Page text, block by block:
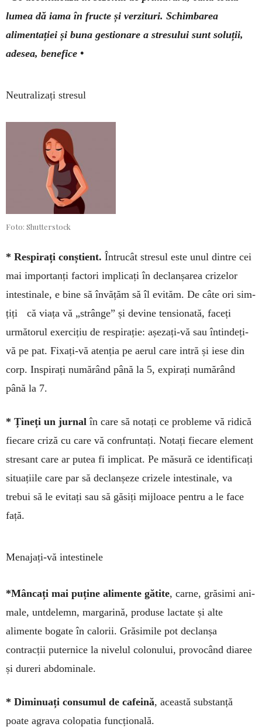
lumea dă iama în fructe și verzituri. Schimbarea
alimentației și buna gestionare a stresului sunt solu­ții,
adesea, benefice •
Neutralizați stresul
Foto: Shutterstock
* Respirați conștient. Întrucât stresul este unul dintre cei
mai importanți factori implicați în declanșarea crizelor
intestinale, e bine să în­vățăm să îl evităm. De câte ori sim­
țiți că viața vă „strânge” și de­vine ten­sionată, faceți
următorul exercițiu de res­pi­rație: așezați-vă sau întindeți-
vă pe pat. Fixați-vă aten­ția pe aerul care intră și iese din
corp. Inspirați numă­rând până la 5, expirați numărând
până la 7.
* Țineți un jurnal în care să no­tați ce pro­ble­me vă ridică
fiecare criză cu care vă con­frun­­tați. Notați fiecare ele­ment
stre­sant care ar putea fi implicat. Pe măsură ce iden­tificați
situațiile care par să de­clan­șeze crizele in­testinale, va
trebui să le evi­tați sau să gă­siți mijloace pen­tru a le face
față.
Menajați-vă intestinele
*Mâncați mai puține ali­men­te gă­tite, carne, grăsimi ani­
ma­le, untdelemn, mar­garină, pro­duse lac­tate și alte
alimente bogate în ca­lorii. Gră­si­mile pot declanșa
contracții puternice la ni­velul colo­nului, provocând diaree
și dureri abdo­mi­nale.
* Diminuați consumul de cafeină, aceas­tă substanță
poate agrava colopatia func­țio­nală.